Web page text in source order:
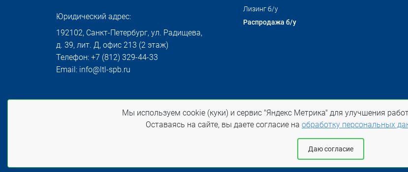
Юридический адрес:
192102, Санкт-Петербург, ул. Радищева,
д. 39, лит. Д, офис 213 (2 этаж)
Телефон: +7 (812) 329-44-33
Email: info@ltl-spb.ru
Лизинг б/у
Распродажа б/у
Политика конфиденциальности
При использовании материалов сайта ссылка на ltl-spb.ru обязательна
Мы используем cookie (куки) и сервис "Яндекс Метрика" для улучшения
Оставаясь на сайте, вы даете согласие на обработку персональных
Даю согласие